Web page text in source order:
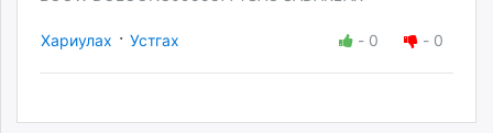
Хариулах · Устгах - 0 - 0